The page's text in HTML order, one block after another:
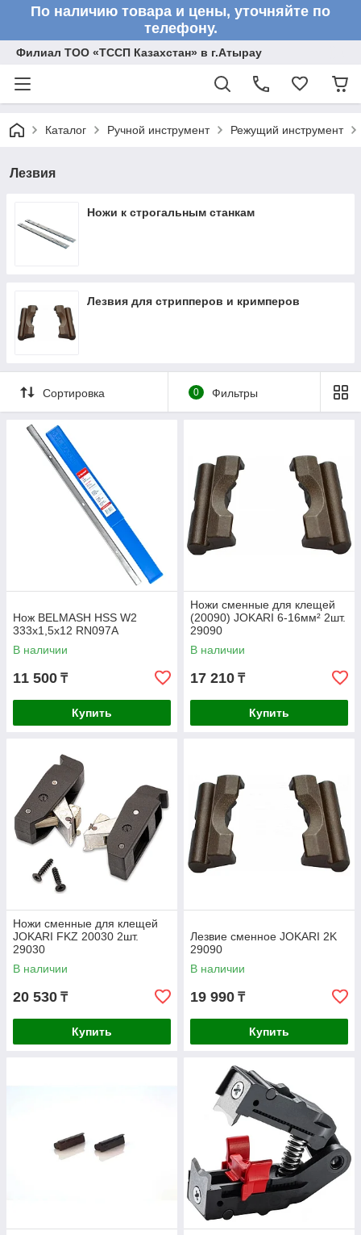
По наличию товара и цены, уточняйте по
телефону.
Филиал ТОО «ТССП Казахстан» в г.Атырау
Каталог Ручной инструмент Режущий инструмент
Лезвия
Ножи к строгальным станкам
Лезвия для стрипперов и кримперов
Сортировка 0 Фильтры
Нож BELMASH HSS W2
333х1,5х12 RN097A
В наличии
11 500 ₸
Купить
Ножи сменные для клещей
(20090) JOKARI 6-16мм² 2шт.
29090
В наличии
17 210 ₸
Купить
Ножи сменные для клещей
JOKARI FKZ 20030 2шт.
29030
В наличии
20 530 ₸
Купить
Лезвие сменное JOKARI 2K
29090
В наличии
19 990 ₸
Купить